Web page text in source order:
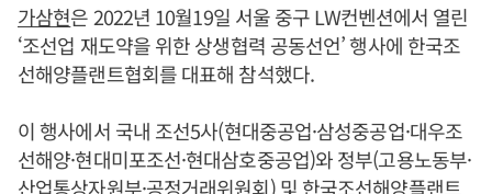
가삼현은 2022년 10월19일 서울 중구 LW컨벤션에서 열린
‘조선업 재도약을 위한 상생협력 공동선언’ 행사에 한국조
선해양플랜트협회를 대표해 참석했다.
이 행사에서 국내 조선5사(현대중공업·삼성중공업·대우조
선해양·현대미포조선·현대삼호중공업)와 정부(고용노동부·
산업통상자원부·공정거래위원회) 및 한국조선해양플랜트